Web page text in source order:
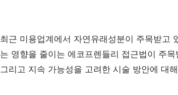
최근 미용업계에서 자연유래성분이 주목받고
는 영향을 줄이는 에코프렌들리 접근법이 주
그리고 지속 가능성을 고려한 시술 방안에 대